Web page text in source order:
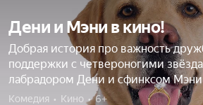
Дени и Мэни в кино!
Добрая история про важность
поддержки с четвероногими
лабрадором Дени и сфинксом Мэни
Комедия  •  Кино  •  6+